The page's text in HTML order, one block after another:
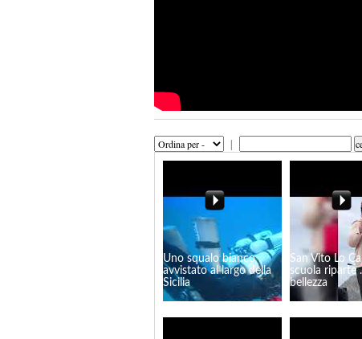
|
Uno squalo bianco
avvistato al largo della
Sicilia
San Vito Lo
scuola riparte
bellezza